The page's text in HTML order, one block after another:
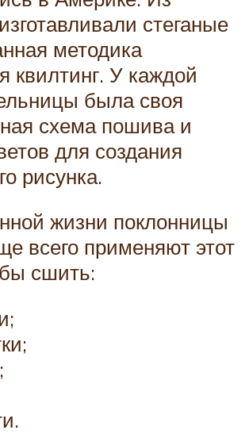
стеганые
методика
квилтинг. У каждой
была своя
схема пошива и
для создания
рисунка.
жизни поклонницы
всего применяют этот
сшить: